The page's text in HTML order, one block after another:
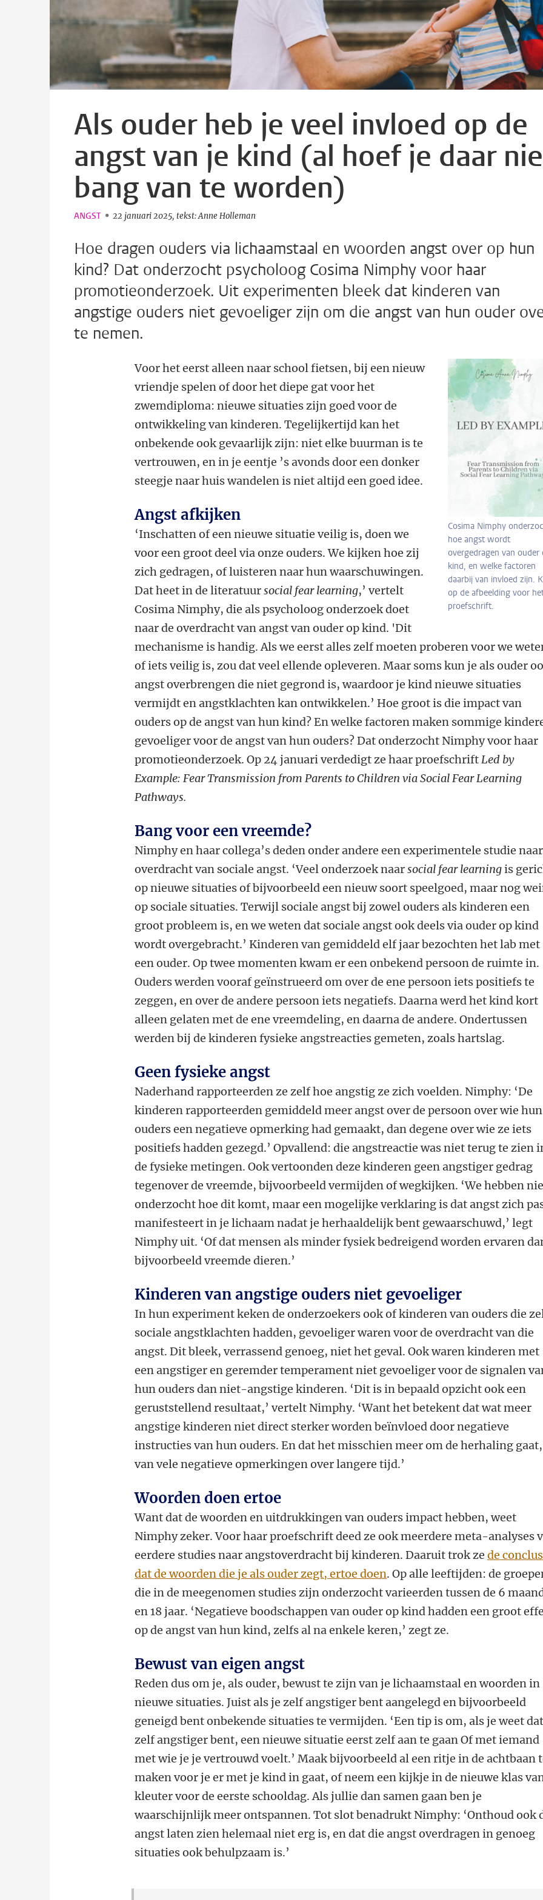
Als ouder heb je veel invloed op de
angst van je kind (al hoef je daar
bang van te worden)
ANGST 22 januari 2025 tekst: Anne Holleman
Hoe dragen ouders via lichaamstaal en woorden angst over op hun
kind? Dat onderzocht psycholoog Cosima Nimphy voor haar
promotieonderzoek. Uit experimenten bleek dat kinderen van
angstige ouders niet gevoeliger zijn om die angst van hun ouder
te nemen.
Cosima Nimphy
hoe angst wordt
overgedragen van ouder
kind, en welke factoren
daarbij van invloed zijn.
op de afbeelding voor
proefschrift.
Voor het eerst alleen naar school fietsen, bij een nieuw
vriendje spelen of door het diepe gat voor het
zwemdiploma: nieuwe situaties zijn goed voor de
ontwikkeling van kinderen. Tegelijkertijd kan het
onbekende ook gevaarlijk zijn: niet elke buurman is te
vertrouwen, en in je eentje ’s avonds door een donker
steegje naar huis wandelen is niet altijd een goed idee.
Angst afkijken
‘Inschatten of een nieuwe situatie veilig is, doen we
voor een groot deel via onze ouders. We kijken hoe zij
zich gedragen, of luisteren naar hun waarschuwingen.
Dat heet in de literatuursocial fear learning,’ vertelt
Cosima Nimphy, die als psycholoog onderzoek doet
naar de overdracht van angst van ouder op kind. 'Dit
mechanisme is handig. Als we eerst alles zelf moeten proberen voor we
of iets veilig is, zou dat veel ellende opleveren. Maar soms kun je als ouder
angst overbrengen die niet gegrond is, waardoor je kind nieuwe situaties
vermijdt en angstklachten kan ontwikkelen.’ Hoe groot is die impact van
ouders op de angst van hun kind? En welke factoren maken sommige
gevoeliger voor de angst van hun ouders? Dat onderzocht Nimphy voor haar
promotieonderzoek. Op 24 januari verdedigt ze haar proefschriftLed by
Example: Fear Transmission from Parents to Children via Social Fear Learning
Pathways.
Bang voor een vreemde?
Nimphy en haar collega’s deden onder andere een experimentele studie
overdracht van sociale angst. ‘Veel onderzoek naarsocial fear learningis
op nieuwe situaties of bijvoorbeeld een nieuw soort speelgoed, maar nog
op sociale situaties. Terwijl sociale angst bij zowel ouders als kinderen een
groot probleem is, en we weten dat sociale angst ook deels via ouder op kind
wordt overgebracht.’ Kinderen van gemiddeld elf jaar bezochten het lab met
een ouder. Op twee momenten kwam er een onbekend persoon de ruimte in.
Ouders werden vooraf geïnstrueerd om over de ene persoon iets positiefs te
zeggen, en over de andere persoon iets negatiefs. Daarna werd het kind kort
alleen gelaten met de ene vreemdeling, en daarna de andere. Ondertussen
werden bij de kinderen fysieke angstreacties gemeten, zoals hartslag.
Geen fysieke angst
Naderhand rapporteerden ze zelf hoe angstig ze zich voelden. Nimphy: ‘De
kinderen rapporteerden gemiddeld meer angst over de persoon over wie hun
ouders een negatieve opmerking had gemaakt, dan degene over wie ze iets
positiefs hadden gezegd.’ Opvallend: die angstreactie was niet terug te zien
de fysieke metingen. Ook vertoonden deze kinderen geen angstiger gedrag
tegenover de vreemde, bijvoorbeeld vermijden of wegkijken. ‘We hebben
onderzocht hoe dit komt, maar een mogelijke verklaring is dat angst zich
manifesteert in je lichaam nadat je herhaaldelijk bent gewaarschuwd,’ legt
Nimphy uit. ‘Of dat mensen als minder fysiek bedreigend worden ervaren
bijvoorbeeld vreemde dieren.’
Kinderen van angstige ouders niet gevoeliger
In hun experiment keken de onderzoekers ook of kinderen van ouders die
sociale angstklachten hadden, gevoeliger waren voor de overdracht van die
angst. Dit bleek, verrassend genoeg, niet het geval. Ook waren kinderen met
een angstiger en geremder temperament niet gevoeliger voor de signalen
hun ouders dan niet-angstige kinderen. ‘Dit is in bepaald opzicht ook een
geruststellend resultaat,’ vertelt Nimphy. ‘Want het betekent dat wat meer
angstige kinderen niet direct sterker worden beïnvloed door negatieve
instructies van hun ouders. En dat het misschien meer om de herhaling gaat,
van vele negatieve opmerkingen over langere tijd.’
Woorden doen ertoe
Want dat de woorden en uitdrukkingen van ouders impact hebben, weet
Nimphy zeker. Voor haar proefschrift deed ze ook meerdere meta-analyses
eerdere studies naar angstoverdracht bij kinderen. Daaruit trok zede
dat de woorden die je als ouder zegt, ertoe doen. Op alle leeftijden: de
die in de meegenomen studies zijn onderzocht varieerden tussen de 6
en 18 jaar. ‘Negatieve boodschappen van ouder op kind hadden een groot
op de angst van hun kind, zelfs al na enkele keren,’ zegt ze.
Bewust van eigen angst
Reden dus om je, als ouder, bewust te zijn van je lichaamstaal en woorden in
nieuwe situaties. Juist als je zelf angstiger bent aangelegd en bijvoorbeeld
geneigd bent onbekende situaties te vermijden. ‘Een tip is om, als je weet
zelf angstiger bent, een nieuwe situatie eerst zelf aan te gaan Of met iemand
met wie je je vertrouwd voelt.’ Maak bijvoorbeeld al een ritje in de achtbaan
maken voor je er met je kind in gaat, of neem een kijkje in de nieuwe klas
kleuter voor de eerste schooldag. Als jullie dan samen gaan ben je
waarschijnlijk meer ontspannen. Tot slot benadrukt Nimphy: ‘Onthoud ook
angst laten zien helemaal niet erg is, en dat die angst overdragen in genoeg
situaties ook behulpzaam is.’